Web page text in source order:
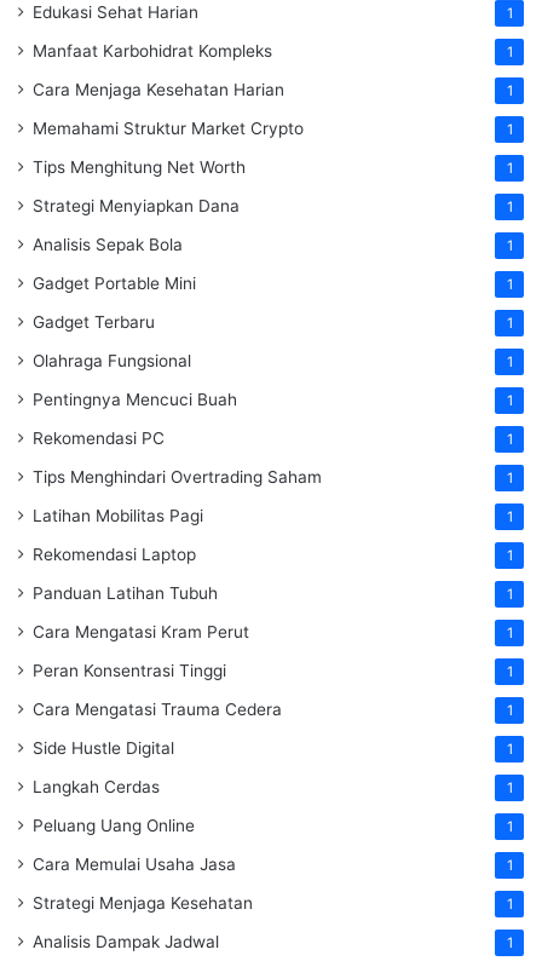
Edukasi Sehat Harian 1
Manfaat Karbohidrat Kompleks 1
Cara Menjaga Kesehatan Harian 1
Memahami Struktur Market Crypto 1
Tips Menghitung Net Worth 1
Strategi Menyiapkan Dana 1
Analisis Sepak Bola 1
Gadget Portable Mini 1
Gadget Terbaru 1
Olahraga Fungsional 1
Pentingnya Mencuci Buah 1
Rekomendasi PC 1
Tips Menghindari Overtrading Saham 1
Latihan Mobilitas Pagi 1
Rekomendasi Laptop 1
Panduan Latihan Tubuh 1
Cara Mengatasi Kram Perut 1
Peran Konsentrasi Tinggi 1
Cara Mengatasi Trauma Cedera 1
Side Hustle Digital 1
Langkah Cerdas 1
Peluang Uang Online 1
Cara Memulai Usaha Jasa 1
Strategi Menjaga Kesehatan 1
Analisis Dampak Jadwal 1